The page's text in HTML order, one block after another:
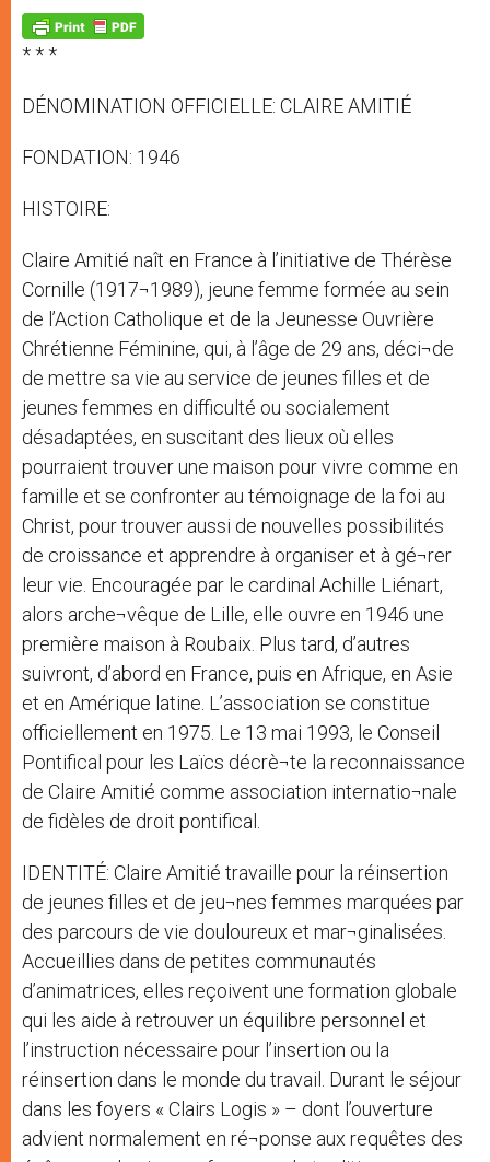
p
p
g
e
o
k
* * *
DÉNOMINATION OFFICIELLE: CLAIRE AMITIÉ
FONDATION: 1946
HISTOIRE:
Claire Amitié naît en France à l’initiative de Thérèse
Cornille (1917¬1989), jeune femme formée au sein
de l’Action Catholique et de la Jeunesse Ouvrière
Chrétienne Féminine, qui, à l’âge de 29 ans, déci¬de
de mettre sa vie au service de jeunes filles et de
jeunes femmes en difficulté ou socialement
désadaptées, en suscitant des lieux où elles
pourraient trouver une maison pour vivre comme en
famille et se confronter au témoignage de la foi au
Christ, pour trouver aussi de nouvelles possibilités
de croissance et apprendre à organiser et à gé¬rer
leur vie. Encouragée par le cardinal Achille Liénart,
alors arche¬vêque de Lille, elle ouvre en 1946 une
première maison à Roubaix. Plus tard, d’autres
suivront, d’abord en France, puis en Afrique, en Asie
et en Amérique latine. L’association se constitue
officiellement en 1975. Le 13 mai 1993, le Conseil
Pontifical pour les Laïcs décrè¬te la reconnaissance
de Claire Amitié comme association internatio¬nale
de fidèles de droit pontifical.
IDENTITÉ: Claire Amitié travaille pour la réinsertion
de jeunes filles et de jeu¬nes femmes marquées par
des parcours de vie douloureux et mar¬ginalisées.
Accueillies dans de petites communautés
d’animatrices, elles reçoivent une formation globale
qui les aide à retrouver un équilibre personnel et
l’instruction nécessaire pour l’insertion ou la
réinsertion dans le monde du travail. Durant le séjour
dans les foyers « Clairs Logis » – dont l’ouverture
advient normalement en ré¬ponse aux requêtes des